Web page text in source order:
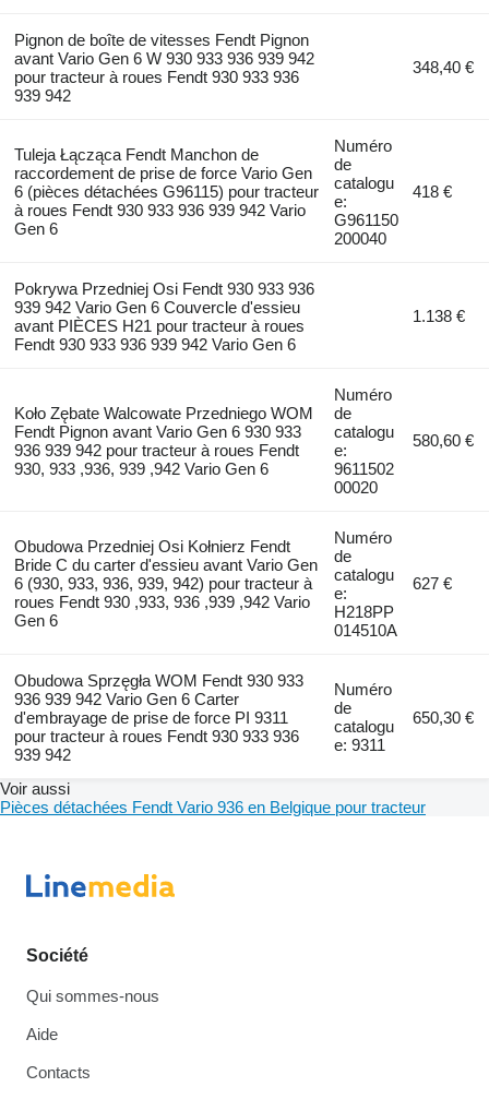
Pignon de boîte de vitesses Fendt Pignon
avant Vario Gen 6 W 930 933 936 939 942
pour tracteur à roues Fendt 930 933 936
939 942
348,40 €
Tuleja Łącząca Fendt Manchon de
raccordement de prise de force Vario Gen
6 (pièces détachées G96115) pour tracteur
à roues Fendt 930 933 936 939 942 Vario
Gen 6
Numéro
de
catalogu
e:
G961150
200040
418 €
Pokrywa Przedniej Osi Fendt 930 933 936
939 942 Vario Gen 6 Couvercle d'essieu
avant PIÈCES H21 pour tracteur à roues
Fendt 930 933 936 939 942 Vario Gen 6
1.138 €
Koło Zębate Walcowate Przedniego WOM
Fendt Pignon avant Vario Gen 6 930 933
936 939 942 pour tracteur à roues Fendt
930, 933 ,936, 939 ,942 Vario Gen 6
Numéro
de
catalogu
e:
9611502
00020
580,60 €
Obudowa Przedniej Osi Kołnierz Fendt
Bride C du carter d'essieu avant Vario Gen
6 (930, 933, 936, 939, 942) pour tracteur à
roues Fendt 930 ,933, 936 ,939 ,942 Vario
Gen 6
Numéro
de
catalogu
e:
H218PP
014510A
627 €
Obudowa Sprzęgła WOM Fendt 930 933
936 939 942 Vario Gen 6 Carter
d'embrayage de prise de force PI 9311
pour tracteur à roues Fendt 930 933 936
939 942
Numéro
de
catalogu
e: 9311
650,30 €
Voir aussi
Pièces détachées Fendt Vario 936 en Belgique pour tracteur
Société
Qui sommes-nous
Aide
Contacts